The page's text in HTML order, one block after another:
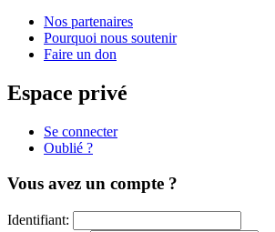
Nos partenaires
Pourquoi nous soutenir
Faire un don
Espace privé
Se connecter
Oublié ?
Vous avez un compte ?
Identifiant: